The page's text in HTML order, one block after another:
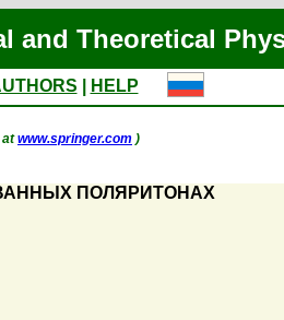
and Theoretical
HELP
atwww.springer.com )
ПОЛЯРИТОНАХ